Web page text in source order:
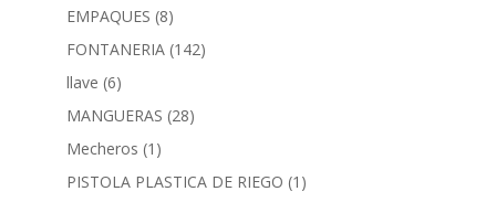
EMPAQUES (8)
FONTANERIA (142)
llave (6)
MANGUERAS (28)
Mecheros (1)
PISTOLA PLASTICA DE RIEGO (1)